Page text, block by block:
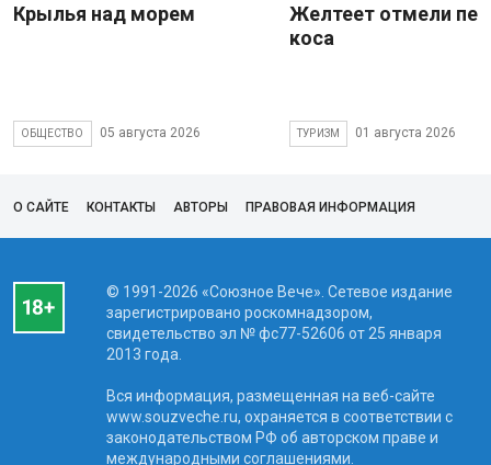
Крылья над морем
ОБЩЕСТВО 05 августа 2026
Желтеет отмели
коса
ТУРИЗМ 01 августа 2026
О САЙТЕ КОНТАКТЫ АВТОРЫ ПРАВОВАЯ ИНФОРМАЦИЯ
© 1991-2026 «Союзное Вече». Сетевое издание
зарегистрировано роскомнадзором,
свидетельство эл № фc77-52606 от 25 января
2013 года.
Вся информация, размещенная на веб-сайте
www.souzveche.ru, охраняется в соответствии с
законодательством РФ об авторском праве и
международными соглашениями.